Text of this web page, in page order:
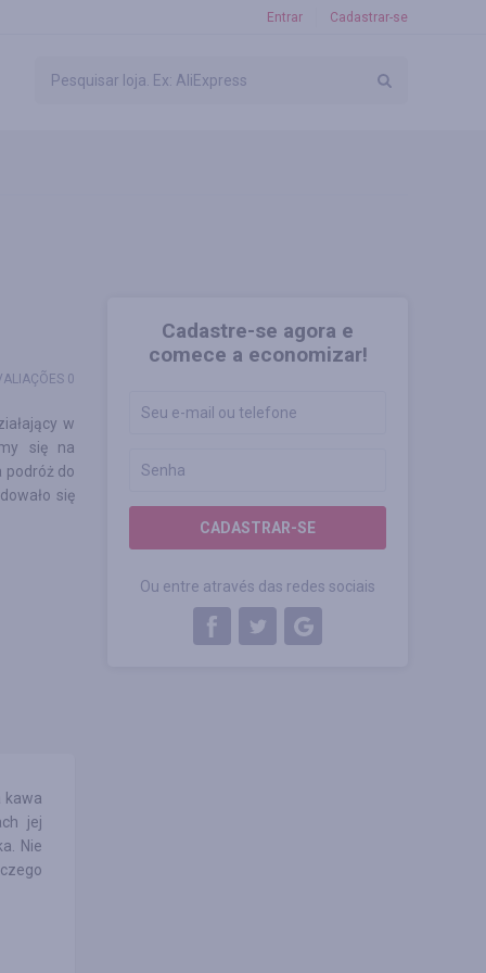
Entrar Cadastrar-se
Cadastre-se agora e
comece a economizar!
CADASTRAR-SE
Ou entre através das redes sociais
0
w
się na
podróż do
się
kawa
jej
Nie